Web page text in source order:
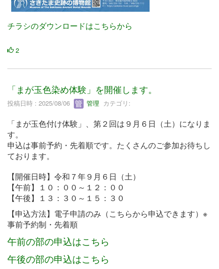
チラシのダウンロードはこちらから
2
「まが玉色染め体験」を開催します。
投稿日時 : 2025/08/06 管理 カテゴリ:
「まが玉色付け体験」、第２回は９月６日（土）になりま
す。
申込は事前予約・先着順です。たくさんのご参加お待ちし
ております。
【開催日時】令和７年９月６日（土）
【午前】１０：００～１２：００
【午後】１３：３０～１５：３０
【申込方法】電子申請のみ（こちらから申込できます）※
事前予約制・先着順
午前の部の申込はこちら
午後の部の申込はこちら